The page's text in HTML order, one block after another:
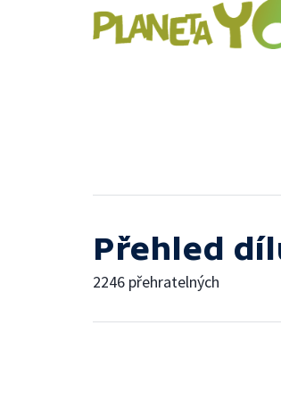
Přehled
2246 přehratelných